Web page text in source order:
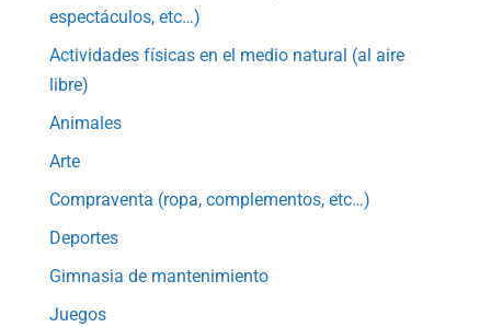
espectáculos, etc…)
Actividades físicas en el medio natural (al aire
libre)
Animales
Arte
Compraventa (ropa, complementos, etc…)
Deportes
Gimnasia de mantenimiento
Juegos